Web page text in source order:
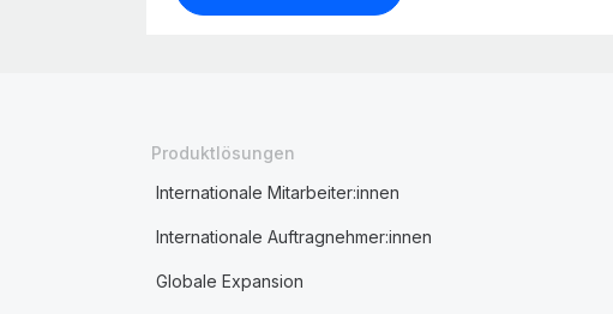
Produktlösungen
Internationale Mitarbeiter:innen
Internationale Auftragnehmer:innen
Globale Expansion